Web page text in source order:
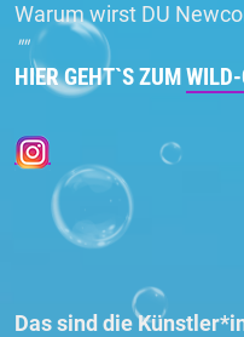
Warum wirst DU
""
HIER GEHT`S ZUM
Das sind die